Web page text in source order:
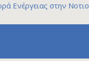
Ενέργειας στην